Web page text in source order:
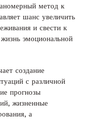
метод к
шанс увеличить
и свести к
эмоциональной
создание
с различной
прогнозы
жизненные
а